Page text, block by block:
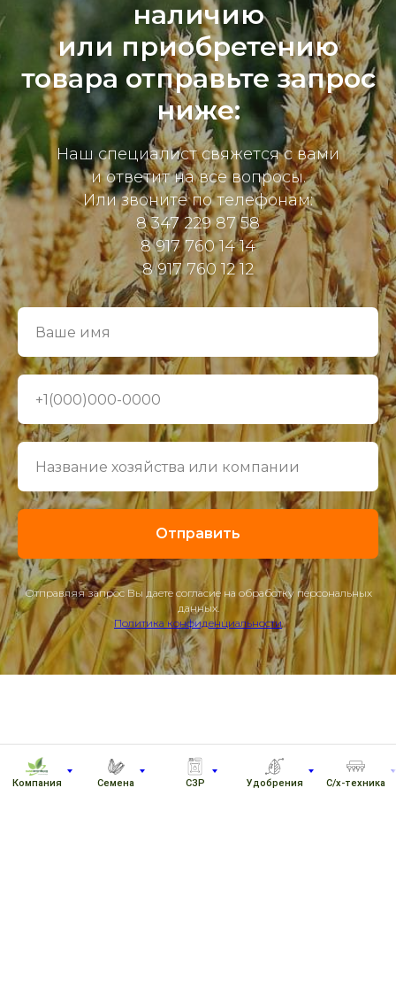
Компания Семена СЗР Удобрения С/х-техника
наличию
или приобретению
товара отправьте запрос
ниже:
Наш специалист свяжется с вами
и ответит на все вопросы.
Или звоните по телефонам:
8 347 229 87 58
8 917 760 14 14
8 917 760 12 12
Отправить
Отправляя запрос Вы даете согласие на обработку персональных
данных.
Политика конфиденциальности